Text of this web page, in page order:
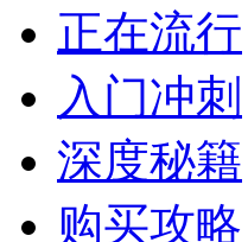
正在流行
入门冲刺
深度秘籍
购买攻略